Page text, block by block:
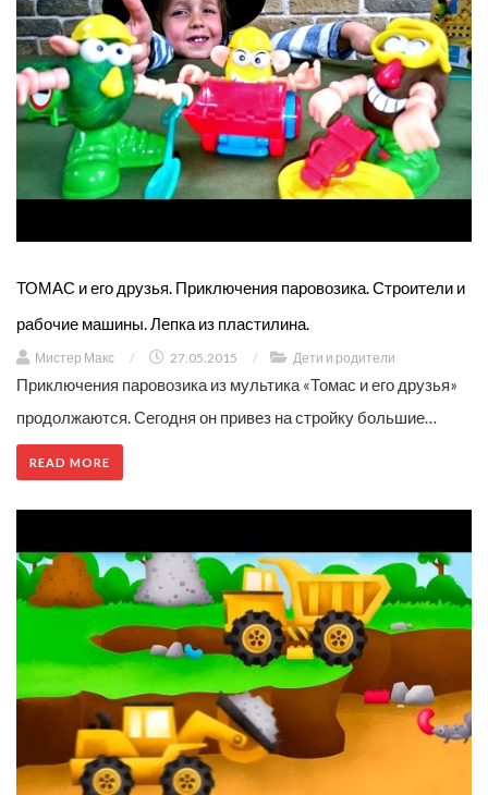
ТОМАС и его друзья. Приключения паровозика. Строители и
рабочие машины. Лепка из пластилина.
Мистер Макс / 27.05.2015 / Дети и родители
Приключения паровозика из мультика «Томас и его друзья»
продолжаются. Сегодня он привез на стройку большие…
READ MORE